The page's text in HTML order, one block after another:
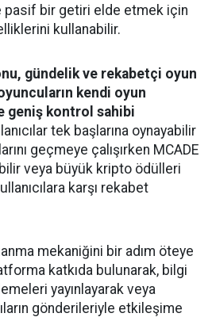
pasif bir getiri elde etmek için
kullanabilir.
gündelik ve rekabetçi oyun
kendi oyun
geniş kontrol sahibi
tek başlarına oynayabilir
geçmeye çalışırken MCADE
veya büyük kripto ödülleri
karşı rekabet
mekaniğini bir adım öteye
katkıda bulunarak, bilgi
yayınlayarak veya
gönderileriyle etkileşime